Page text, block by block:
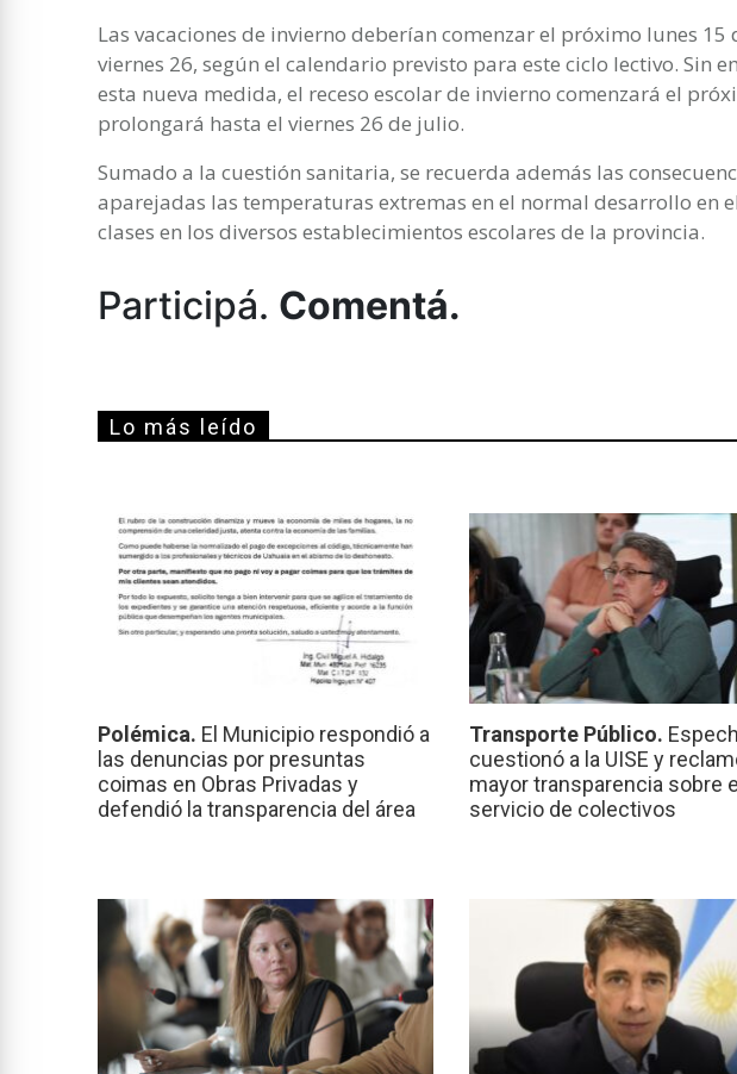
Las vacaciones de invierno deberían comenzar el próximo lunes 15
viernes 26, según el calendario previsto para este ciclo lectivo. Sin
esta nueva medida, el receso escolar de invierno comenzará el
prolongará hasta el viernes 26 de julio.
Sumado a la cuestión sanitaria, se recuerda además las
aparejadas las temperaturas extremas en el normal desarrollo en
clases en los diversos establecimientos escolares de la provincia.
Participá. Comentá.
Lo más leído
Polémica. El Municipio respondió a
las denuncias por presuntas
coimas en Obras Privadas y
defendió la transparencia del área
Transporte Público.
cuestionó a la UISE y
mayor transparencia sobre el
servicio de colectivos